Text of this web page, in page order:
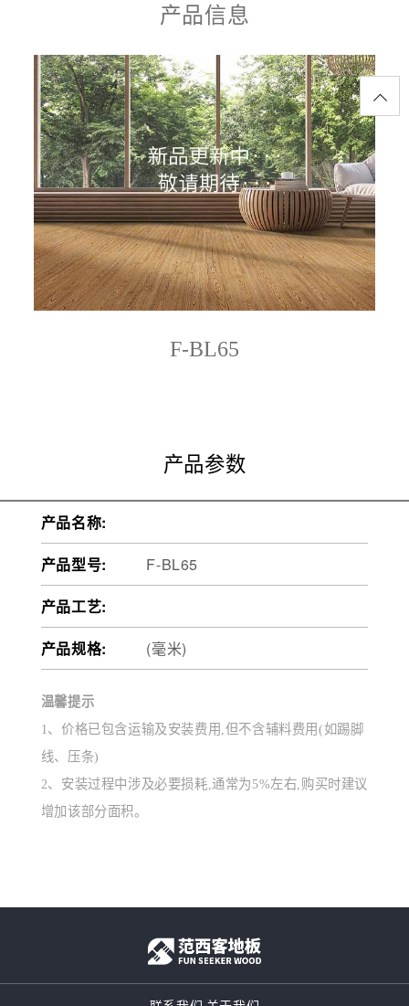
产品信息
F-BL65
产品参数
产品名称:
产品型号:
F-BL65
产品工艺:
产品规格:
(毫米)
温馨提示
1、价格已包含运输及安装费用,但不含辅料费用(如踢脚
线、压条)
2、安装过程中涉及必要损耗,通常为5%左右,购买时建议
增加该部分面积。